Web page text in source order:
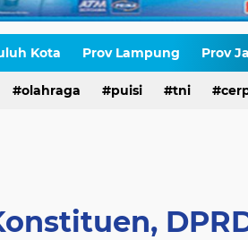
Kota Prov Lampung Prov
olahraga puisi tni